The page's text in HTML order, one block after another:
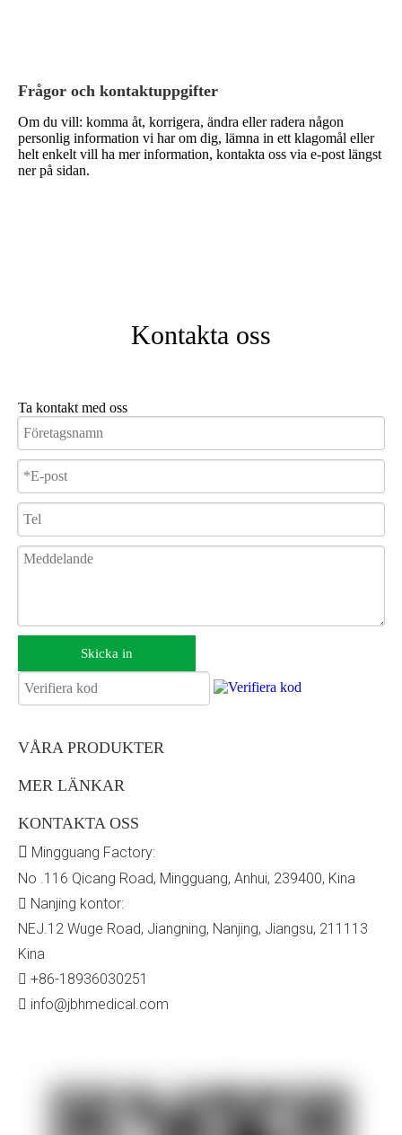
Frågor och kontaktuppgifter
Om du vill: komma åt, korrigera, ändra eller radera någon
personlig information vi har om dig, lämna in ett klagomål eller
helt enkelt vill ha mer information, kontakta oss via e-post längst
ner på sidan.
Kontakta oss
Ta kontakt med oss
Skicka in
VÅRA PRODUKTER
MER LÄNKAR
KONTAKTA OSS
 Mingguang Factory:
No .116 Qicang Road, Mingguang, Anhui, 239400, Kina
 Nanjing kontor:
NEJ.12 Wuge Road, Jiangning, Nanjing, Jiangsu, 211113
Kina
 +86-18936030251
 info@jbhmedical.com